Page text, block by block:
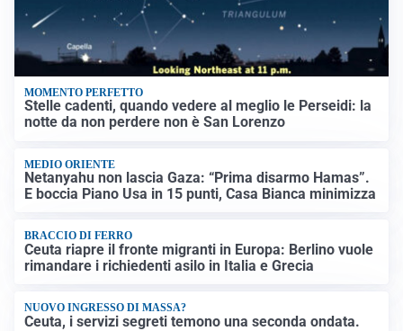
MOMENTO PERFETTO
Stelle cadenti, quando vedere al meglio le Perseidi: la
notte da non perdere non è San Lorenzo
MEDIO ORIENTE
Netanyahu non lascia Gaza: “Prima disarmo Hamas”.
E boccia Piano Usa in 15 punti, Casa Bianca minimizza
BRACCIO DI FERRO
Ceuta riapre il fronte migranti in Europa: Berlino vuole
rimandare i richiedenti asilo in Italia e Grecia
NUOVO INGRESSO DI MASSA?
Ceuta, i servizi segreti temono una seconda ondata.